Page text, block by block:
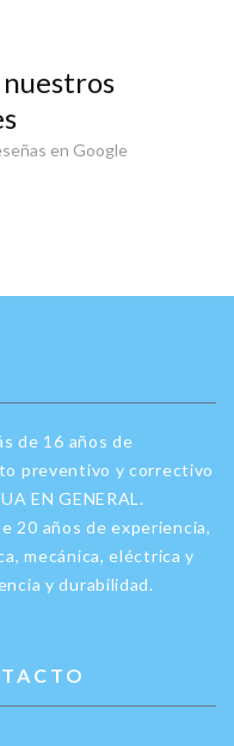
en Google
de 16 años de
preventivo y correctivo
EN GENERAL.
20 años de experiencia,
mecánica, eléctrica y
y durabilidad.